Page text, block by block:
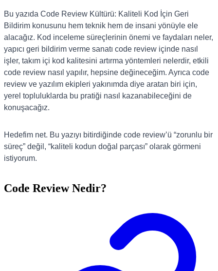
Bu yazıda Code Review Kültürü: Kaliteli Kod İçin Geri
Bildirim konusunu hem teknik hem de insani yönüyle ele
alacağız. Kod inceleme süreçlerinin önemi ve faydaları neler,
yapıcı geri bildirim verme sanatı code review içinde nasıl
işler, takım içi kod kalitesini artırma yöntemleri nelerdir, etkili
code review nasıl yapılır, hepsine değineceğim. Ayrıca code
review ve yazılım ekipleri yakınımda diye aratan biri için,
yerel topluluklarda bu pratiği nasıl kazanabileceğini de
konuşacağız.
Hedefim net. Bu yazıyı bitirdiğinde code review’ü “zorunlu bir
süreç” değil, “kaliteli kodun doğal parçası” olarak görmeni
istiyorum.
Code Review Nedir?